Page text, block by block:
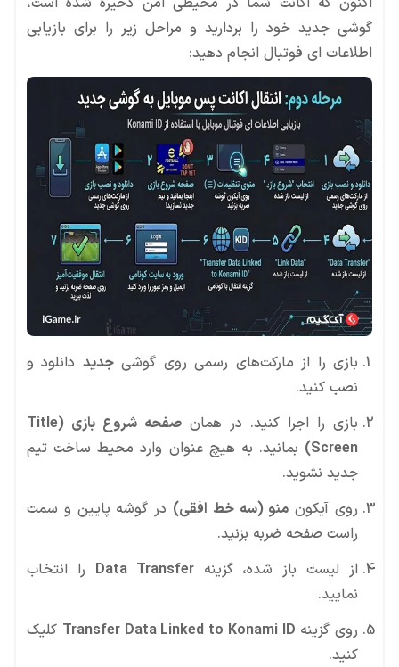
گوشی جدید خود را بردارید و مراحل زیر را برای بازیابی
اطلاعات ای فوتبال انجام دهید:
بازی را از مارکت‌های رسمی روی گوشیجدید دانلود و
نصب کنید.
بازی را اجرا کنید. در همان
صفحه شروع بازی (Title
Screen)
بمانید. به هیچ عنوان وارد محیط ساخت تیم
جدید نشوید.
روی آیکون منو (سه خط افقی) در گوشه پایین و سمت
راست صفحه ضربه بزنید.
از لیست باز شده، گزینهData Transfer را انتخاب
نمایید.
روی گزینه Transfer Data Linked to Konami ID کلیک
کنید.